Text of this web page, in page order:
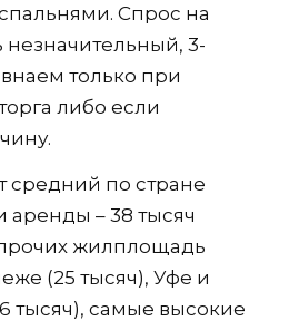
Спрос на
3-
только при
либо если
по стране
аренды – 38 тысяч
жилплощадь
(25 тысяч), Уфе и
тысяч), самые высокие